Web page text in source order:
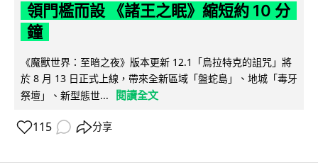
領門檻而設 《諸王之眠》縮短約 10 分
鐘
《魔獸世界：至暗之夜》版本更新 12.1「烏拉特克的詛咒」將
於 8 月 13 日正式上線，帶來全新區域「盤蛇島」、地城「毒牙
祭壇」、新型態世...
閱讀全文
115 分享